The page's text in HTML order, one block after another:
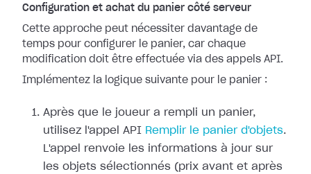
Configuration et achat du panier côté serveur
Cette approche peut nécessiter davantage de
temps pour configurer le panier, car chaque
modification doit être effectuée via des appels API.
Implémentez la logique suivante pour le panier :
Après que le joueur a rempli un panier,
utilisez l'appel API Remplir le panier d'objets.
L'appel renvoie les informations à jour sur
les objets sélectionnés (prix avant et après